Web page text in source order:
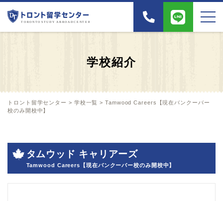
学校紹介
トロント留学センター > 学校一覧 >Tamwood Careers【現在バンクーバー
校のみ開校中】
タムウッド キャリアーズ
Tamwood Careers【現在バンクーバー校のみ開校中】